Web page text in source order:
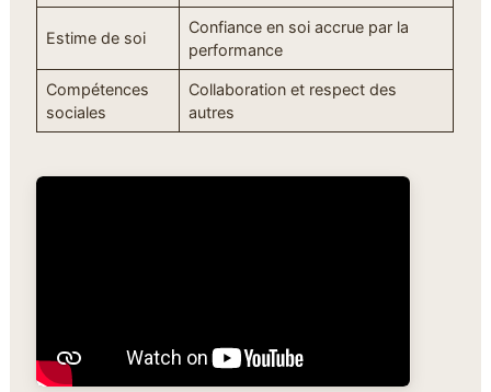
Estime de soi
Confiance en soi accrue par la
performance
Compétences
sociales
Collaboration et respect des
autres